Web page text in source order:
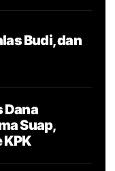
Budi, dan
Dana
Suap,